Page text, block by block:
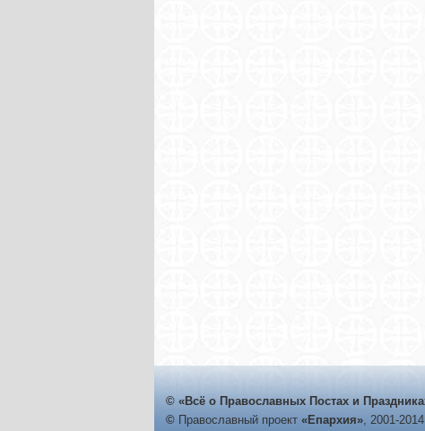
© «Всё о Православных Постах и
© Православный проект «Епархия», 2001-2014